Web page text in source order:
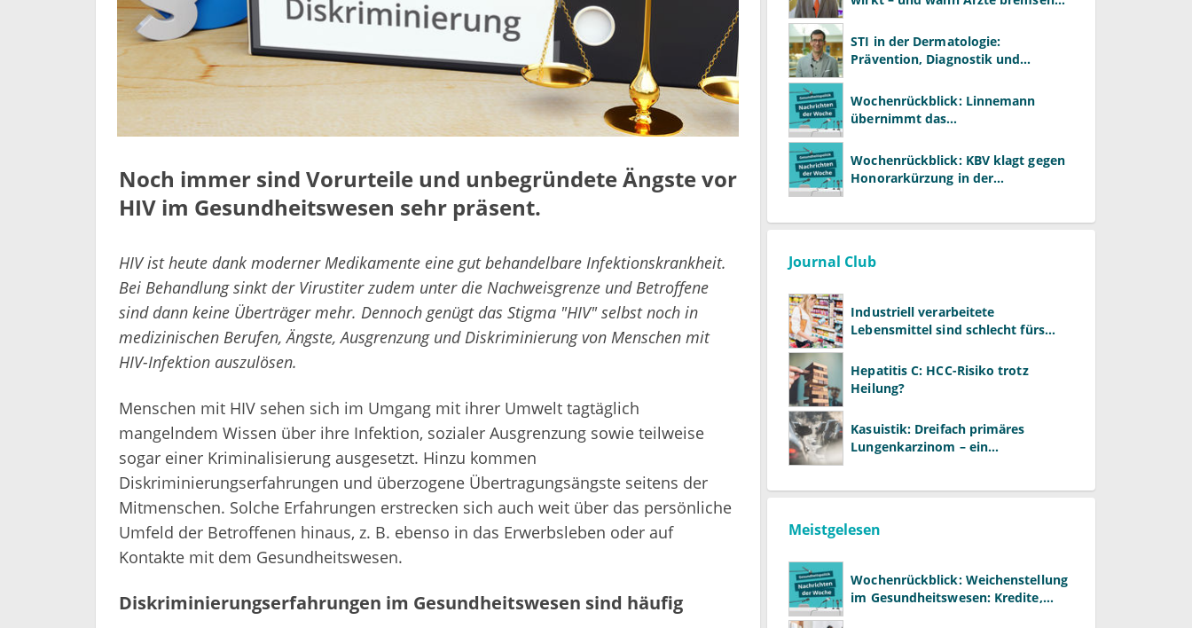
Noch immer sind Vorurteile und unbegründete Ängste vor
HIV im Gesundheitswesen sehr präsent.
HIV ist heute dank moderner Medikamente eine gut behandelbare Infektionskrankheit.
Bei Behandlung sinkt der Virustiter zudem unter die Nachweisgrenze und Betroffene
sind dann keine Überträger mehr. Dennoch genügt das Stigma "HIV" selbst noch in
medizinischen Berufen, Ängste, Ausgrenzung und Diskriminierung von Menschen mit
HIV-Infektion auszulösen.
Menschen mit HIV sehen sich im Umgang mit ihrer Umwelt tagtäglich
mangelndem Wissen über ihre Infektion, sozialer Ausgrenzung sowie teilweise
sogar einer Kriminalisierung ausgesetzt. Hinzu kommen
Diskriminierungserfahrungen und überzogene Übertragungsängste seitens der
Mitmenschen. Solche Erfahrungen erstrecken sich auch weit über das persönliche
Umfeld der Betroffenen hinaus, z. B. ebenso in das Erwerbsleben oder auf
Kontakte mit dem Gesundheitswesen.
Diskriminierungserfahrungen im Gesundheitswesen sind häufig
STI in der Dermatologie:
Prävention, Diagnostik und
gestalten
Wochenrückblick: Linnemann
übernimmt das
Warken
Wochenrückblick: KBV klagt gegen
Honorarkürzung in der
Journal Club
Industriell verarbeitete
Lebensmittel sind schlecht fürs
Hepatitis C: HCC-Risiko trotz
Heilung?
Kasuistik: Dreifach primäres
Lungenkarzinom – ein
Meistgelesen
Wochenrückblick: Weichenstellung
im Gesundheitswesen: Kredite,